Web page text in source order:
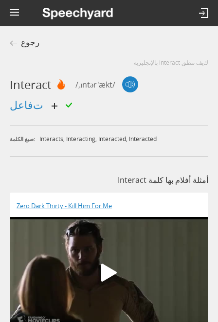
رجوع
كيف تنطق interact بالإنجليزية
Interact /,ɪntər'ækt/
صيغ الكلمة: Interacts, Interacting, Interacted, Interacted
أمثلة أفلام بها كلمة Interact
Zero Dark Thirty - Kill Him For Me